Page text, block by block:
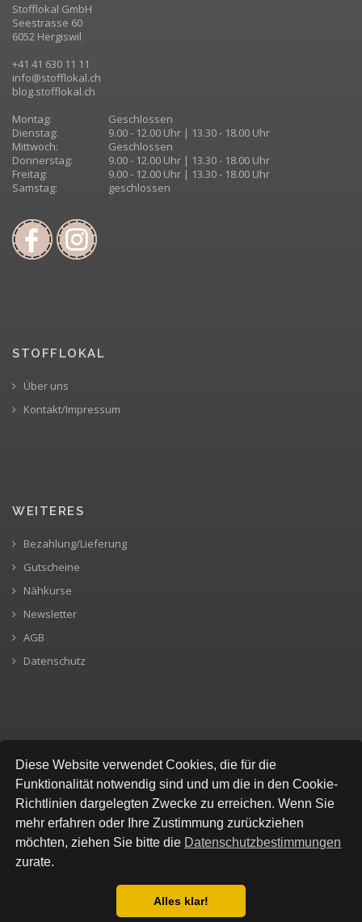
Datenschutzbestimmung
Diese Website verwendet Cookies, die für die
Funktionalität notwendig sind und um die in den Cookie-
Richtlinien dargelegten Zwecke zu erreichen. Wenn Sie
mehr erfahren oder Ihre Zustimmung zurückziehen
möchten, ziehen Sie bitte die Datenschutzbestimmungen
zurate.
Alles klar!
Stofflokal GmbH
Seestrasse 60
6052 Hergiswil
+41 41 630 11 11
info@stofflokal.ch
blog.stofflokal.ch
Montag:
Geschlossen
Dienstag:
9.00 - 12.00 Uhr | 13.30 - 18.00 Uhr
Mittwoch:
Geschlossen
Donnerstag:
9.00 - 12.00 Uhr | 13.30 - 18.00 Uhr
Freitag:
9.00 - 12.00 Uhr | 13.30 - 18.00 Uhr
Samstag:
geschlossen
STOFFLOKAL
Über uns
Kontakt/Impressum
WEITERES
Bezahlung/Lieferung
Gutscheine
Nähkurse
Newsletter
AGB
Datenschutz
SICHERE BEZAHLUNG
© All Rights Reserved, Stofflokal